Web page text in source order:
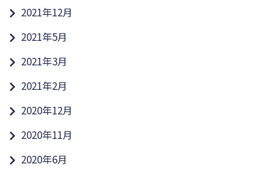
2021年12月
2021年5月
2021年3月
2021年2月
2020年12月
2020年11月
2020年6月